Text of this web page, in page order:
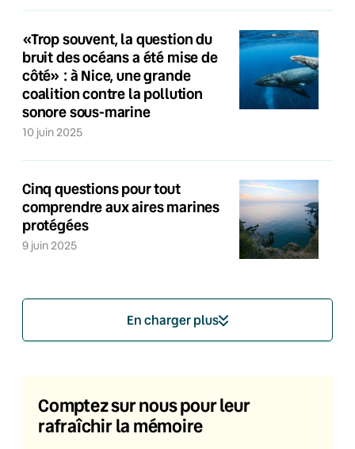
«Trop souvent, la question du
bruit des océans a été mise de
côté» : à Nice, une grande
coalition contre la pollution
sonore sous-marine
10 juin 2025
Cinq questions pour tout
comprendre aux aires marines
protégées
9 juin 2025
En charger plus
Comptez sur nous pour leur
rafraîchir la mémoire